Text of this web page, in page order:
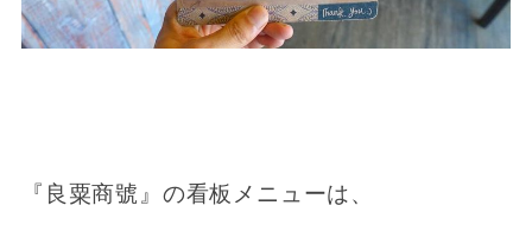
『良粟商號』の看板メニューは、